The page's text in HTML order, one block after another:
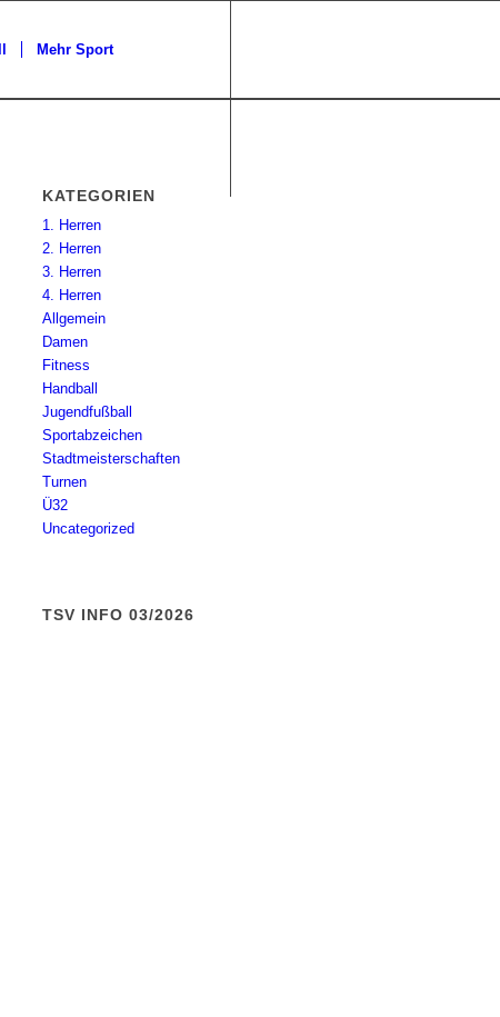
Mehr Sport
KATEGORIEN
1. Herren
2. Herren
3. Herren
4. Herren
Allgemein
Damen
Fitness
Handball
Jugendfußball
Sportabzeichen
Stadtmeisterschaften
Turnen
Ü32
Uncategorized
TSV INFO 03/2026